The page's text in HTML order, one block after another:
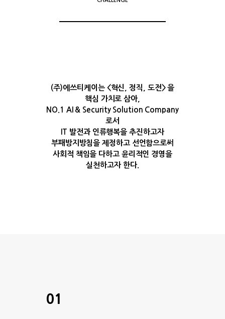
(주)에쓰티케이는 <혁신, 정직, 도전> 을
핵심 가치로 삼아,
NO.1 AI & Security Solution Company
로서
IT 발전과 인류행복을 추진하고자
부패방지방침을 제정하고 선언함으로써
사회적 책임을 다하고 윤리적인 경영을
실천하고자 한다.
01